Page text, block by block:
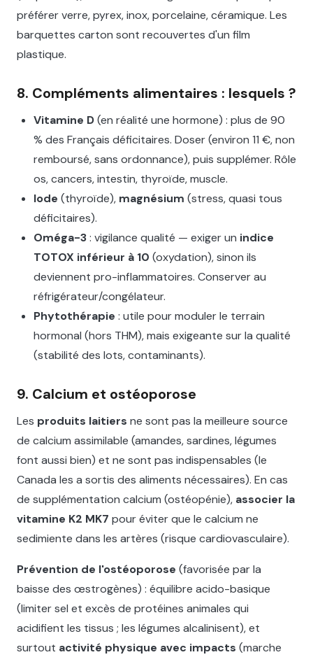
préférer verre, pyrex, inox, porcelaine, céramique. Les
barquettes carton sont recouvertes d'un film
plastique.
8. Compléments alimentaires : lesquels ?
Vitamine D(en réalité une hormone) : plus de 90
% des Français déficitaires. Doser (environ 11 €, non
remboursé, sans ordonnance), puis supplémer. Rôle
os, cancers, intestin, thyroïde, muscle.
Iode (thyroïde), magnésium (stress, quasi tous
déficitaires).
Oméga-3: vigilance qualité — exiger un indice
TOTOX inférieur à 10 (oxydation), sinon ils
deviennent pro-inflammatoires. Conserver au
réfrigérateur/congélateur.
Phytothérapie : utile pour moduler le terrain
hormonal (hors THM), mais exigeante sur la qualité
(stabilité des lots, contaminants).
9. Calcium et ostéoporose
Les produits laitiers ne sont pas la meilleure source
de calcium assimilable (amandes, sardines, légumes
font aussi bien) et ne sont pas indispensables (le
Canada les a sortis des aliments nécessaires). En cas
de supplémentation calcium (ostéopénie), associer la
vitamine K2 MK7 pour éviter que le calcium ne
sedimiente dans les artères (risque cardiovasculaire).
Prévention de l'ostéoporose (favorisée par la
baisse des œstrogènes) : équilibre acido-basique
(limiter sel et excès de protéines animales qui
acidifient les tissus ; les légumes alcalinisent), et
surtout activité physique avec impacts (marche